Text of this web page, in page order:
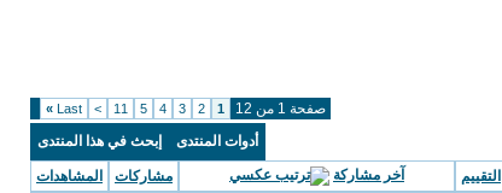
صفحة 1 من 12 1
2
3
4
5
11
>
Last
»
أدوات المنتدى إبحث في هذا المنتدى
التقييم آخر مشاركة مشاركات المشاهدات